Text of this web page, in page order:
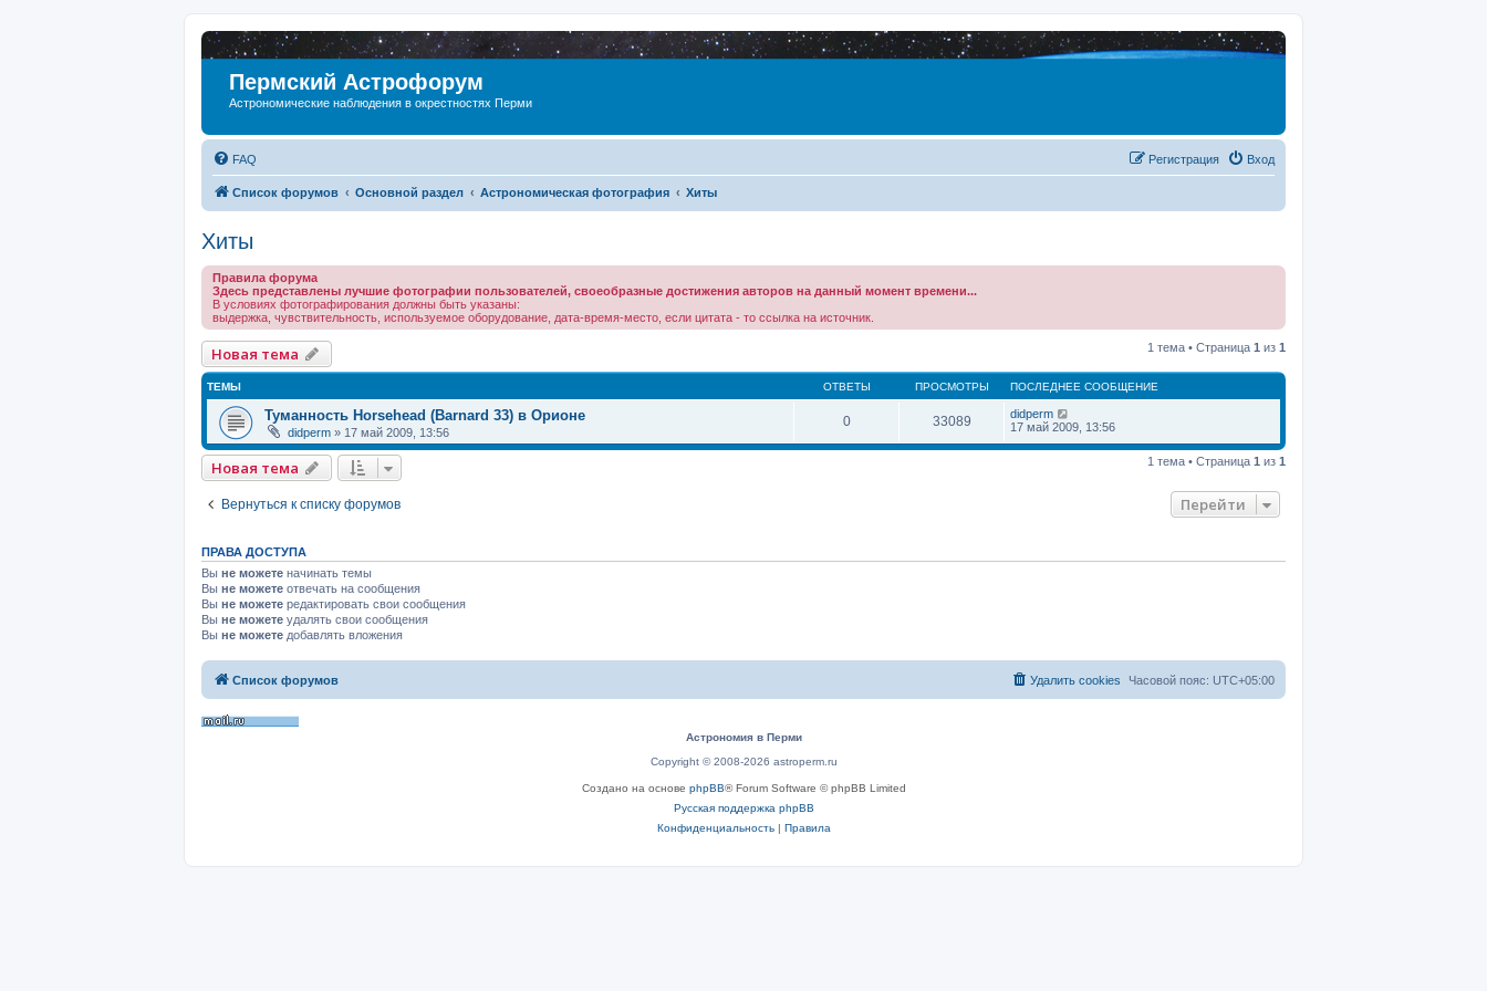
Пермский Астрофорум
Астрономические наблюдения в окрестностях Перми
FAQ Вход
Регистрация
Список форумов Основной раздел Астрономическая фотография Хиты
Хиты
Правила форума
Здесь представлены лучшие фотографии пользователей, своеобразные достижения авторов на данный момент времени...
В условиях фотографирования должны быть указаны:
выдержка, чувствительность, используемое оборудование, дата-время-место, если цитата - то ссылка на источник.
Новая тема 1 тема • Страница 1 из 1
ТЕМЫ ОТВЕТЫ ПРОСМОТРЫ ПОСЛЕДНЕЕ СООБЩЕНИЕ
Туманность Horsehead (Barnard 33) в Орионе
didperm » 17 май 2009, 13:56
0 33089
didperm
17 май 2009, 13:56
Новая тема 1 тема • Страница 1 из 1
Вернуться к списку форумов Перейти
ПРАВА ДОСТУПА
Вы не можете начинать темы
Вы не можете отвечать на сообщения
Вы не можете редактировать свои сообщения
Вы не можете удалять свои сообщения
Вы не можете добавлять вложения
Список форумов Часовой пояс: UTC+05:00
Удалить cookies
Астрономия в Перми
Copyright © 2008-2026 astroperm.ru
Создано на основе phpBB® Forum Software © phpBB Limited
Русская поддержка phpBB
Конфиденциальность| Правила